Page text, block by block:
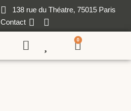
138 rue du Théatre, 75015 Paris
Contact
0